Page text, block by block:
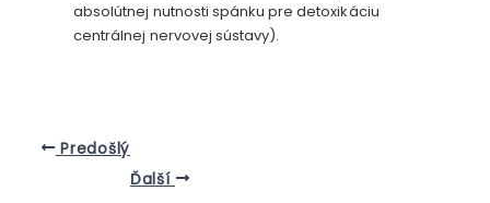
absolútnej nutnosti spánku pre detoxikáciu
centrálnej nervovej sústavy).
Predošlý
Ďalší